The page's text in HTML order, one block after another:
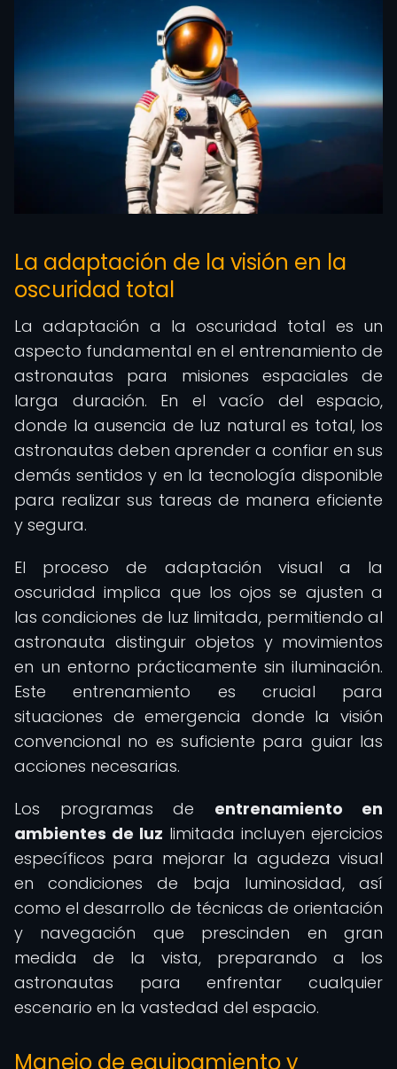
La adaptación de la visión en la
oscuridad total
La adaptación a la oscuridad total es un
aspecto fundamental en el entrenamiento de
astronautas para misiones espaciales de
larga duración. En el vacío del espacio,
donde la ausencia de luz natural es total, los
astronautas deben aprender a confiar en sus
demás sentidos y en la tecnología disponible
para realizar sus tareas de manera eficiente
y segura.
El proceso de adaptación visual a la
oscuridad implica que los ojos se ajusten a
las condiciones de luz limitada, permitiendo al
astronauta distinguir objetos y movimientos
en un entorno prácticamente sin iluminación.
Este entrenamiento es crucial para
situaciones de emergencia donde la visión
convencional no es suficiente para guiar las
acciones necesarias.
Los programas de entrenamiento en
ambientes de luz limitada incluyen ejercicios
específicos para mejorar la agudeza visual
en condiciones de baja luminosidad, así
como el desarrollo de técnicas de orientación
y navegación que prescinden en gran
medida de la vista, preparando a los
astronautas para enfrentar cualquier
escenario en la vastedad del espacio.
Manejo de equipamiento y